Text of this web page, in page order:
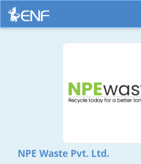
NPE Waste Pvt. Ltd.